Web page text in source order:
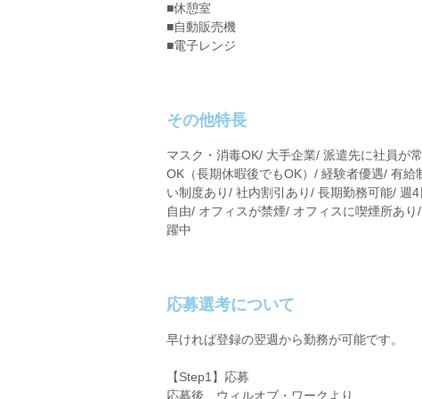
■休憩室
■自動販売機
■電子レンジ
その他特長
マスク・消毒OK/ 大手企業/ 派遣先に社員が
OK（長期休暇後でもOK）/ 経験者優遇/ 有
い制度あり/ 社内割引あり/ 長期勤務可能/ 週
自由/ オフィスが禁煙/ オフィスに喫煙所あ
躍中
応募選考について
早ければ登録の翌週から勤務が可能です。
【Step1】応募
応募後、ウィルオブ・ワークより